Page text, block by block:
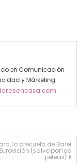
en Comunicación
y Márketing.
la precuela de Barei
(salvo por las
peleas)